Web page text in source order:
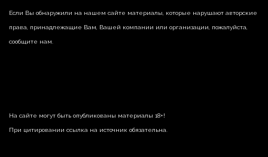
Если Вы обнаружили на нашем сайте материалы, которые нарушают авторские
права, принадлежащие Вам, Вашей компании или организации, пожалуйста,
сообщите нам.
На сайте могут быть опубликованы материалы 18+!
При цитировании ссылка на источник обязательна.